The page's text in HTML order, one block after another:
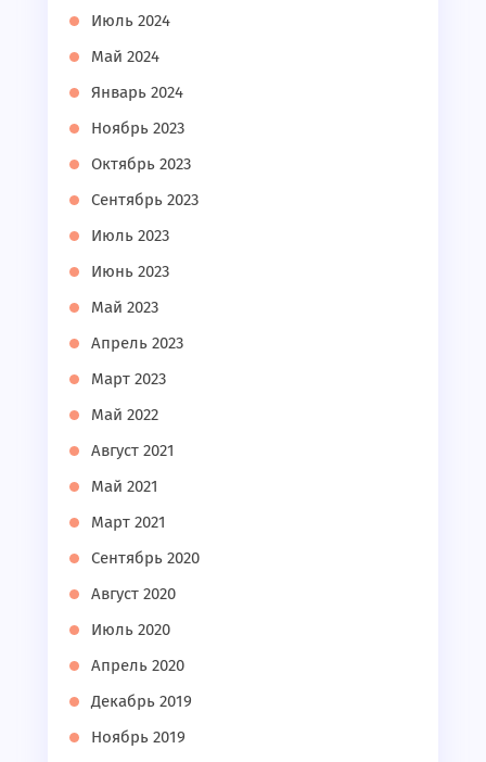
Июль 2024
Май 2024
Январь 2024
Ноябрь 2023
Октябрь 2023
Сентябрь 2023
Июль 2023
Июнь 2023
Май 2023
Апрель 2023
Март 2023
Май 2022
Август 2021
Май 2021
Март 2021
Сентябрь 2020
Август 2020
Июль 2020
Апрель 2020
Декабрь 2019
Ноябрь 2019